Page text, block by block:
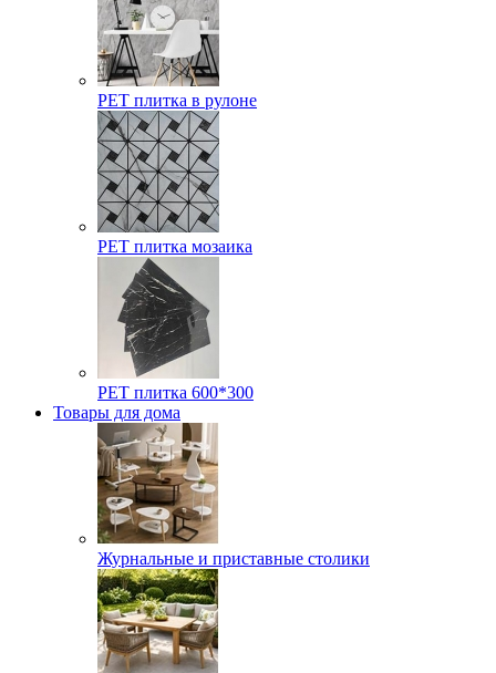
РЕТ плитка в рулоне
РЕТ плитка мозаика
РЕТ плитка 600*300
Товары для дома
Журнальные и приставные столики